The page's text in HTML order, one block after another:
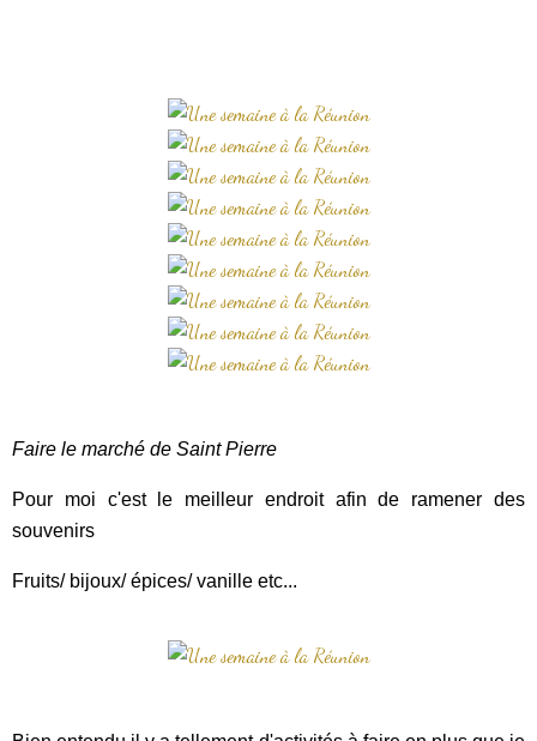
Faire le marché de Saint Pierre
Pour moi c'est le meilleur endroit afin de ramener des
souvenirs
Fruits/ bijoux/ épices/ vanille etc...